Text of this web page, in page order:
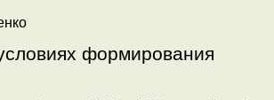
формирования